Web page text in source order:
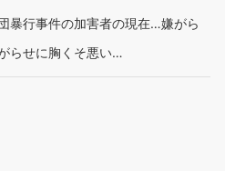
暴行事件の加害者の現在…嫌がら
らせに胸くそ悪い…